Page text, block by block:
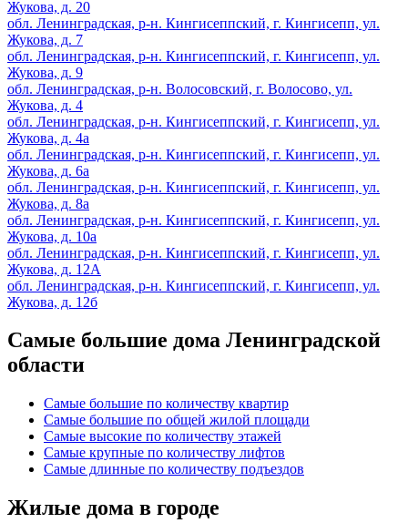
Жукова, д. 20
обл. Ленинградская, р-н. Кингисеппский, г. Кингисепп, ул.
Жукова, д. 7
обл. Ленинградская, р-н. Кингисеппский, г. Кингисепп, ул.
Жукова, д. 9
обл. Ленинградская, р-н. Волосовский, г. Волосово, ул.
Жукова, д. 4
обл. Ленинградская, р-н. Кингисеппский, г. Кингисепп, ул.
Жукова, д. 4а
обл. Ленинградская, р-н. Кингисеппский, г. Кингисепп, ул.
Жукова, д. 6а
обл. Ленинградская, р-н. Кингисеппский, г. Кингисепп, ул.
Жукова, д. 8а
обл. Ленинградская, р-н. Кингисеппский, г. Кингисепп, ул.
Жукова, д. 10а
обл. Ленинградская, р-н. Кингисеппский, г. Кингисепп, ул.
Жукова, д. 12А
обл. Ленинградская, р-н. Кингисеппский, г. Кингисепп, ул.
Жукова, д. 12б
Самые большие дома Ленинградской
области
Самые большие по количеству квартир
Самые большие по общей жилой площади
Самые высокие по количеству этажей
Самые крупные по количеству лифтов
Самые длинные по количеству подъездов
Жилые дома в городе